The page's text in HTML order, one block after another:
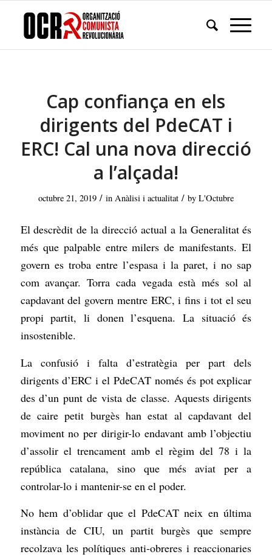
Cap confiança en els
dirigents del PdeCAT i
ERC! Cal una nova direcció
a l’alçada!
octubre 21, 2019 / in Anàlisi i actualitat / by L'Octubre
El descrèdit de la direcció actual a la Generalitat és
més que palpable entre milers de manifestants. El
govern es troba entre l’espasa i la paret, i no sap
com avançar. Torra cada vegada està més sol al
capdavant del govern mentre ERC, i fins i tot el seu
propi partit, li donen l’esquena. La situació és
insostenible.
La confusió i falta d’estratègia per part dels
dirigents d’ERC i el PdeCAT només és pot explicar
des d’un punt de vista de classe. Aquests dirigents
de caire petit burgès han estat al capdavant del
moviment no per dirigir-lo endavant amb l’objectiu
d’assolir el trencament amb el règim del 78 i la
república catalana, sino que més aviat per a
controlar-lo i mantenir-se en el poder.
No hem d’oblidar que el PdeCAT neix en última
instància de CIU, un partit burgès que sempre
recolzava les polítiques anti-obreres i reaccionaries